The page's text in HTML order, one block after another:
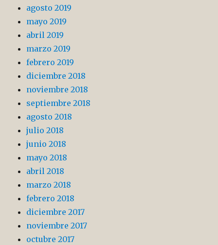
agosto 2019
mayo 2019
abril 2019
marzo 2019
febrero 2019
diciembre 2018
noviembre 2018
septiembre 2018
agosto 2018
julio 2018
junio 2018
mayo 2018
abril 2018
marzo 2018
febrero 2018
diciembre 2017
noviembre 2017
octubre 2017